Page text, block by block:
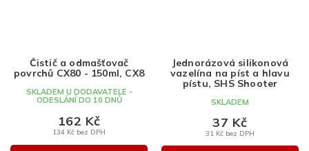
Čistič a odmašťovač
povrchů CX80 - 150ml, CX8
SKLADEM U DODAVATELE -
ODESLÁNÍ DO 10 DNŮ
134 Kč bez DPH
162 Kč
Jednorázová silikonová
vazelína na píst a hlavu
pístu, SHS Shooter
SKLADEM
31 Kč bez DPH
37 Kč